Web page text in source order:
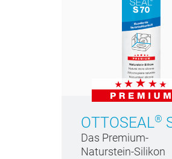
OTTOSEAL®
Das Premium-
Naturstein-Silikon